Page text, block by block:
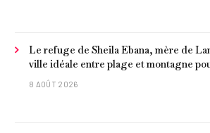
Le refuge de Sheila Ebana, mère de
ville idéale entre plage et montagne
tranquillement près de Barcelone
8 AOÛT 2026